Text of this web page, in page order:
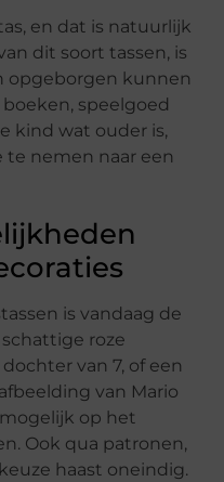
en dat is natuurlijk
dit soort tassen, is
opgeborgen kunnen
speelgoed
kind wat ouder is,
nemen naar een
is vandaag de
roze
van 7, of een
van Mario
op het
Ook qua patronen,
haast oneindig.